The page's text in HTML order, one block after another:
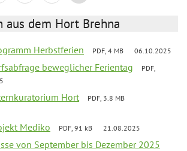
aus dem Hort Brehna
Herbstferien PDF, 4 MB 06.10.2025
beweglicher Ferientag
PDF,
Hort
PDF, 3.8 MB
Mediko PDF, 91 kB 21.08.2025
von September bis Dezember 2025